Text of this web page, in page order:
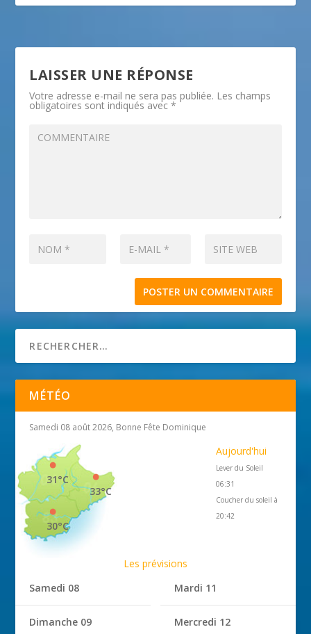
LAISSER UNE RÉPONSE
Votre adresse e-mail ne sera pas publiée. Les champs
obligatoires sont indiqués avec*
MÉTÉO
Samedi 08 août 2026, Bonne Fête Dominique
33°C
31°C
30°C
Aujourd'hui
Lever du Soleil
06:31
Coucher du soleil à
20:42
Les prévisions
Samedi 08
Dimanche 09
Mardi 11
Mercredi 12